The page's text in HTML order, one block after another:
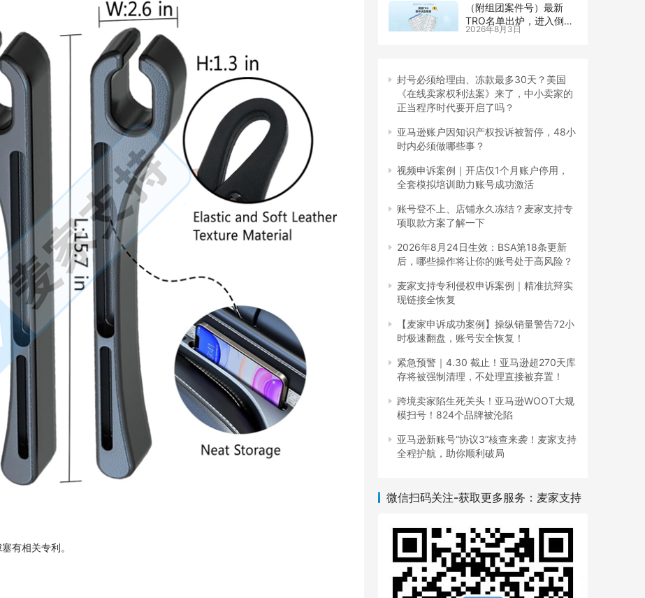
有相关专利。
（附组团案件号）最新
TRO名单出炉，进入倒计
时｜7月最后一周美国
2026年8月3日
封号必须给理由、冻款最多30天？美国
《在线卖家权利法案》来了，中小卖家的
正当程序时代要开启了吗？
亚马逊账户因知识产权投诉被暂停，48小
时内必须做哪些事？
视频申诉案例｜开店仅1个月账户停用，
全套模拟培训助力账号成功激活
账号登不上、店铺永久冻结？麦家支持专
项取款方案了解一下
2026年8月24日生效：BSA第18条更新
后，哪些操作将让你的账号处于高风险？
麦家支持专利侵权申诉案例｜精准抗辩实
现链接全恢复
【麦家申诉成功案例】操纵销量警告72小
时极速翻盘，账号安全恢复！
紧急预警｜4.30 截止！亚马逊超270天库
存将被强制清理，不处理直接被弃置！
跨境卖家陷生死关头！亚马逊WOOT大规
模扫号！824个品牌被沦陷
亚马逊新账号“协议3”核查来袭！麦家支持
全程护航，助你顺利破局
微信扫码关注-获取更多服务：麦家支持